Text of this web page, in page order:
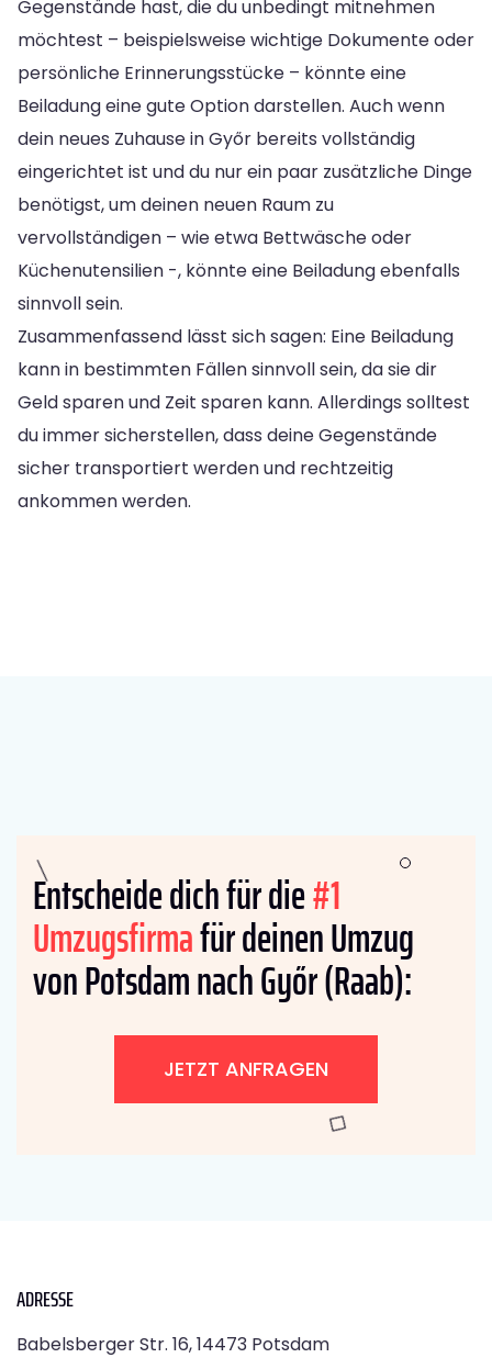
Gegenstände hast, die du unbedingt mitnehmen
möchtest – beispielsweise wichtige Dokumente oder
persönliche Erinnerungsstücke – könnte eine
Beiladung eine gute Option darstellen. Auch wenn
dein neues Zuhause in Győr bereits vollständig
eingerichtet ist und du nur ein paar zusätzliche Dinge
benötigst, um deinen neuen Raum zu
vervollständigen – wie etwa Bettwäsche oder
Küchenutensilien -, könnte eine Beiladung ebenfalls
sinnvoll sein.
Zusammenfassend lässt sich sagen: Eine Beiladung
kann in bestimmten Fällen sinnvoll sein, da sie dir
Geld sparen und Zeit sparen kann. Allerdings solltest
du immer sicherstellen, dass deine Gegenstände
sicher transportiert werden und rechtzeitig
ankommen werden.
Entscheide dich für die#1
Umzugsfirmafür deinen Umzug
von Potsdam nach Győr (Raab):
JETZT ANFRAGEN
ADRESSE
Babelsberger Str. 16, 14473 Potsdam